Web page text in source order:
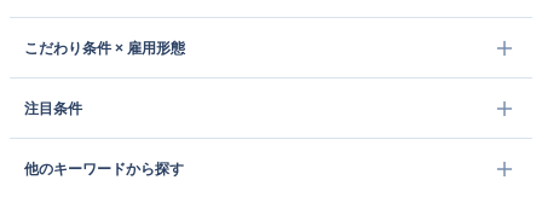
こだわり条件 × 雇用形態
注目条件
他のキーワードから探す